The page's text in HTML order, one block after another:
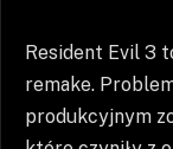
Resident Evil 3
remake.
produkcyjnym